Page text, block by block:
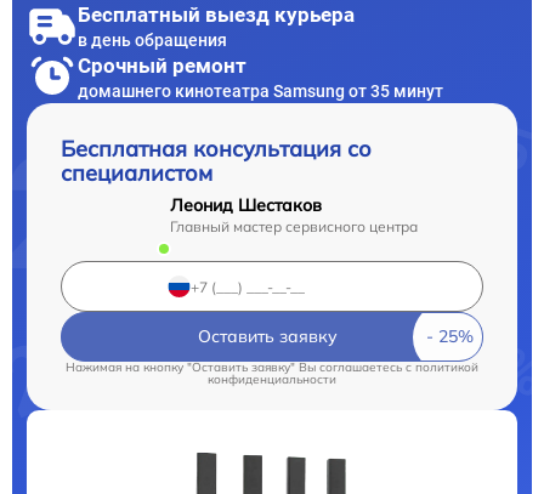
Бесплатный выезд курьера
в день обращения
Срочный ремонт
домашнего кинотеатра Samsung от 35 минут
Бесплатная консультация со
специалистом
Леонид Шестаков
Главный мастер сервисного центра
Оставить заявку
Нажимая на кнопку "Оставить заявку" Вы соглашаетесь c политикой
конфиденциальности